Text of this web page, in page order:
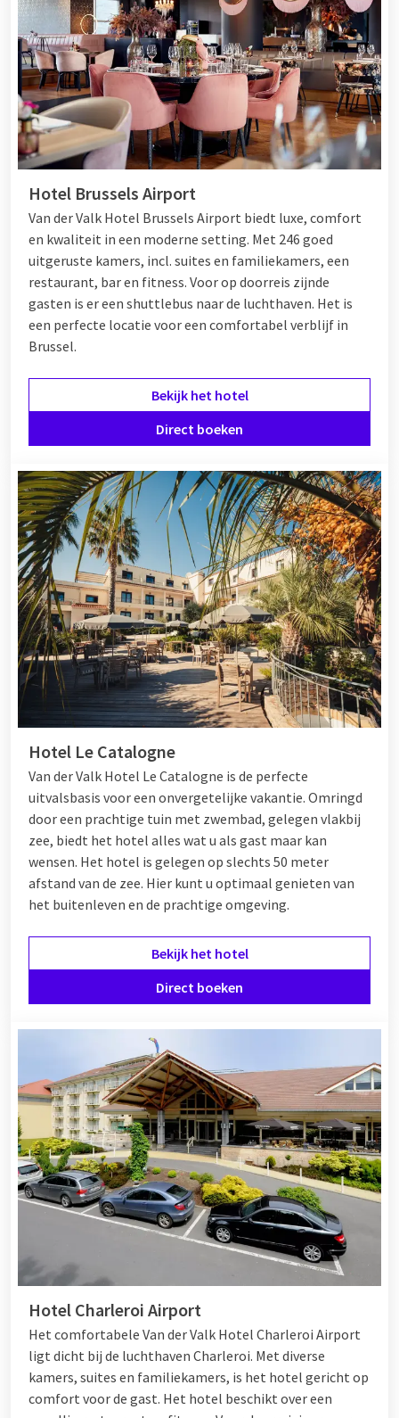
Hotel Brussels Airport
Van der Valk Hotel Brussels Airport biedt luxe, comfort
en kwaliteit in een moderne setting. Met 246 goed
uitgeruste kamers, incl. suites en familiekamers, een
restaurant, bar en fitness. Voor op doorreis zijnde
gasten is er een shuttlebus naar de luchthaven. Het is
een perfecte locatie voor een comfortabel verblijf in
Brussel.
Bekijk het hotel
Direct boeken
Hotel Le Catalogne
Van der Valk Hotel Le Catalogne is de perfecte
uitvalsbasis voor een onvergetelijke vakantie. Omringd
door een prachtige tuin met zwembad, gelegen vlakbij
zee, biedt het hotel alles wat u als gast maar kan
wensen. Het hotel is gelegen op slechts 50 meter
afstand van de zee. Hier kunt u optimaal genieten van
het buitenleven en de prachtige omgeving.
Bekijk het hotel
Direct boeken
Hotel Charleroi Airport
Het comfortabele Van der Valk Hotel Charleroi Airport
ligt dicht bij de luchthaven Charleroi. Met diverse
kamers, suites en familiekamers, is het hotel gericht op
comfort voor de gast. Het hotel beschikt over een